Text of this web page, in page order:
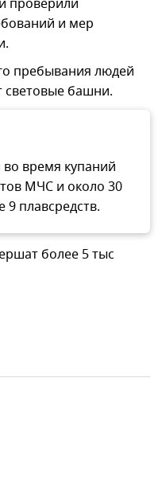
проверили
и мер
пребывания людей
световые башни.
время купаний
МЧС и около 30
9 плавсредств.
более 5 тыс